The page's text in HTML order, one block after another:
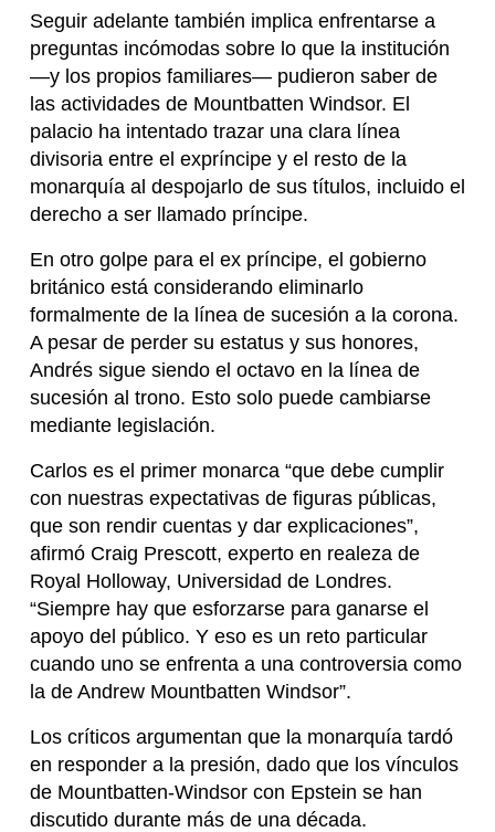
Seguir adelante también implica enfrentarse a
preguntas incómodas sobre lo que la institución
—y los propios familiares— pudieron saber de
las actividades de Mountbatten Windsor. El
palacio ha intentado trazar una clara línea
divisoria entre el expríncipe y el resto de la
monarquía al despojarlo de sus títulos, incluido el
derecho a ser llamado príncipe.
En otro golpe para el ex príncipe, el gobierno
británico está considerando eliminarlo
formalmente de la línea de sucesión a la corona.
A pesar de perder su estatus y sus honores,
Andrés sigue siendo el octavo en la línea de
sucesión al trono. Esto solo puede cambiarse
mediante legislación.
Carlos es el primer monarca “que debe cumplir
con nuestras expectativas de figuras públicas,
que son rendir cuentas y dar explicaciones”,
afirmó Craig Prescott, experto en realeza de
Royal Holloway, Universidad de Londres.
“Siempre hay que esforzarse para ganarse el
apoyo del público. Y eso es un reto particular
cuando uno se enfrenta a una controversia como
la de Andrew Mountbatten Windsor”.
Los críticos argumentan que la monarquía tardó
en responder a la presión, dado que los vínculos
de Mountbatten-Windsor con Epstein se han
discutido durante más de una década.